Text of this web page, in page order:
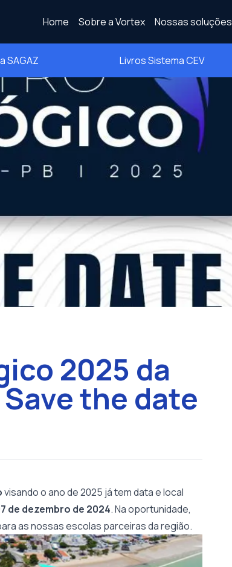
Home Sobre a Vortex Nossas soluções
SAGAZ Livros Sistema CEV
2025 da
the date
visando o ano de 2025 já tem data e local
de dezembro de 2024. Na oportunidade,
as nossas escolas parceiras da região.